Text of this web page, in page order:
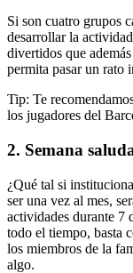
Si son cuatro grupos
desarrollar la
divertidos que
permita pasar un rato
Tip: Te
los jugadores del
2. Semana
¿Qué tal si
ser una vez al mes,
actividades durante 7
todo el tiempo, basta
los miembros de la
algo.